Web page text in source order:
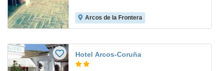
Arcos de la Frontera
Hotel Arcos-Coruña